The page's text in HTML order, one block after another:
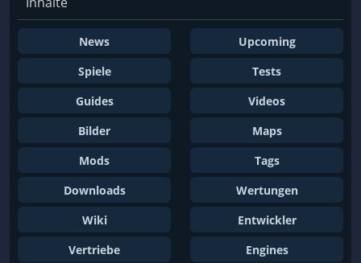
News
Upcoming
Spiele
Tests
Guides
Videos
Bilder
Maps
Mods
Tags
Downloads
Wertungen
Wiki
Entwickler
Vertriebe
Engines